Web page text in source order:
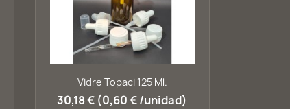
Vista ràpida
Vidre Topaci 125 Ml.
30,18 € (0,60 € /unidad)